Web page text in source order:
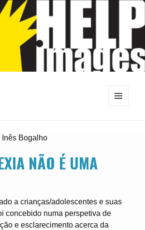
Inês Bogalho
NÃO É UMA
a crianças/adolescentes e suas
concebido numa perspetiva de
e esclarecimento acerca da